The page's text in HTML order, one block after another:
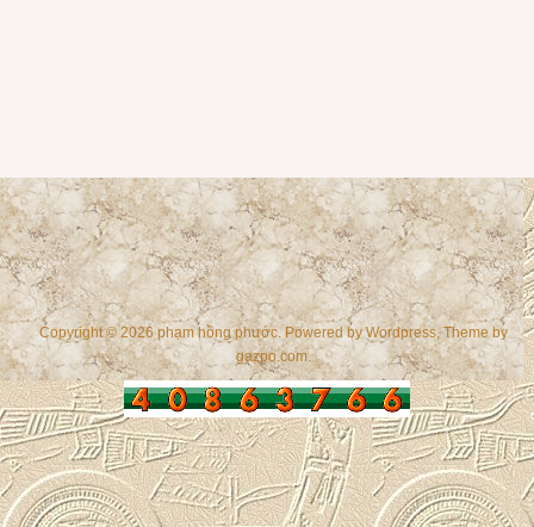
Copyright © 2026 phạm hồng phước. Powered byWordpress, Theme by
gazpo.com.